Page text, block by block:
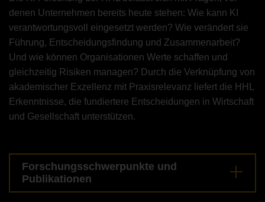
denen Unternehmen bereits heute stehen: Wie kann KI
verantwortungsvoll eingesetzt werden? Wie verändert sie
Führung, Entscheidungsfindung und Zusammenarbeit?
Und wie können Organisationen Werte schaffen und
gleichzeitig Risiken managen? Durch die Verknüpfung von
akademischer Exzellenz mit Praxisrelevanz liefert die HHL
Erkenntnisse, die fundiertere Entscheidungen in Wirtschaft
und Gesellschaft unterstützen.
Forschungsschwerpunkte und
Publikationen